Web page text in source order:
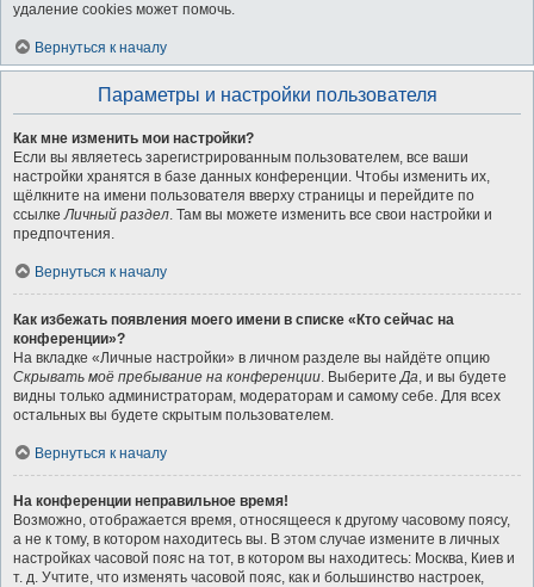
удаление cookies может помочь.
Вернуться к началу
Параметры и настройки пользователя
Как мне изменить мои настройки?
Если вы являетесь зарегистрированным пользователем, все ваши
настройки хранятся в базе данных конференции. Чтобы изменить их,
щёлкните на имени пользователя вверху страницы и перейдите по
ссылкеЛичный раздел. Там вы можете изменить все свои настройки и
предпочтения.
Вернуться к началу
Как избежать появления моего имени в списке «Кто сейчас на
конференции»?
На вкладке «Личные настройки» в личном разделе вы найдёте опцию
Скрывать моё пребывание на конференции. ВыберитеДа, и вы будете
видны только администраторам, модераторам и самому себе. Для всех
остальных вы будете скрытым пользователем.
Вернуться к началу
На конференции неправильное время!
Возможно, отображается время, относящееся к другому часовому поясу,
а не к тому, в котором находитесь вы. В этом случае измените в личных
настройках часовой пояс на тот, в котором вы находитесь: Москва, Киев и
т. д. Учтите, что изменять часовой пояс, как и большинство настроек,